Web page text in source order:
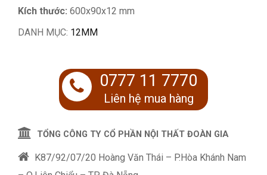
Kích thước: 600x90x12 mm
DANH MỤC: 12MM
0777 11 7770
Liên hệ mua hàng
TỔNG CÔNG TY CỔ PHẦN NỘI THẤT ĐOÀN GIA
K87/92/07/20 Hoàng Văn Thái – P.Hòa Khánh Nam